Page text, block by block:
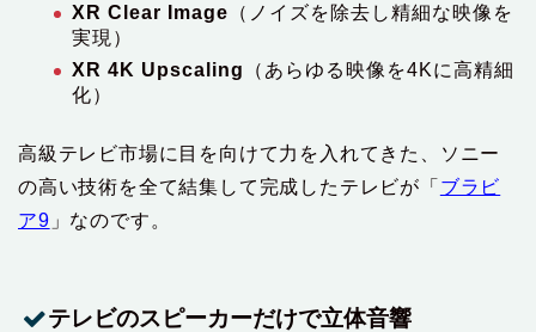
XR Clear Image （ノイズを除去し精細な映像を
実現）
XR 4K Upscaling
（あらゆる映像を4Kに高精細
化）
高級テレビ市場に目を向けて力を入れてきた、ソニー
の高い技術を全て結集して完成したテレビが「 ブラビ
ア9 」なのです。
テレビのスピーカーだけで立体音響